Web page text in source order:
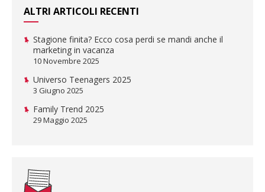
ALTRI ARTICOLI RECENTI
Stagione finita? Ecco cosa perdi se mandi anche il
marketing in vacanza
10 Novembre 2025
Universo Teenagers 2025
3 Giugno 2025
Family Trend 2025
29 Maggio 2025